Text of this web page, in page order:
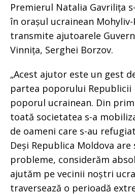
Premierul Natalia Gavrilița
în orașul ucrainean
transmite ajutoarele
Vinnița, Serghei Borzov.
„Acest ajutor este un gest
partea poporului Republicii
poporul ucrainean. Din
toată societatea s-a
de oameni care s-au
Deși Republica Moldova
probleme, considerăm
ajutăm pe vecinii noștri
traversează o perioadă